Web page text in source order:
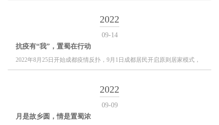
2022
09-14
抗疫有“我”，置蜀在行动
2022年8月25日开始成都疫情反扑，9月1日成都居民开启原则居家模式，
成都被按下了“暂停键”。
2022
09-09
月是故乡圆，情是置蜀浓